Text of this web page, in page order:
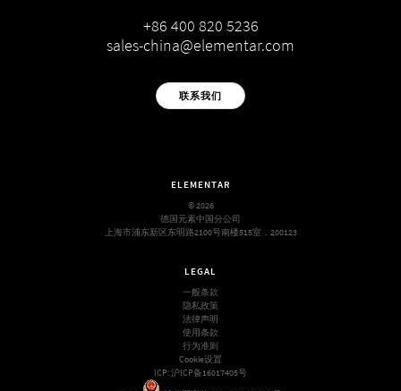
+86 400 820 5236
sales-china@elementar.com
联系我们
ELEMENTAR
© 2026
德国元素中国分公司
上海市浦东新区东明路2100号南楼515室，200123
LEGAL
一般条款
隐私政策
法律声明
使用条款
行为准则
Cookie设置
ICP:沪ICP备16017405号